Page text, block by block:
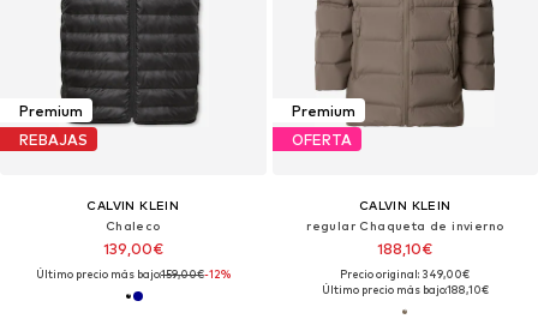
Premium
REBAJAS
CALVIN KLEIN
Chaleco
139,00€
Último precio más bajo:159,00€-12%
Premium
OFERTA
CALVIN KLEIN
regular Chaqueta de invierno
188,10€
Precio original: 349,00€
Último precio más bajo:188,10€